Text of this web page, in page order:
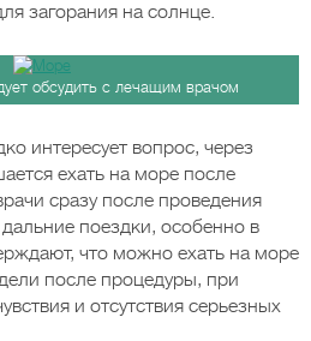
загорания на солнце.
обсудить с лечащим врачом
интересует вопрос, через
ехать на море после
сразу после проведения
поездки, особенно в
что можно ехать на море
после процедуры, при
и отсутствия серьезных